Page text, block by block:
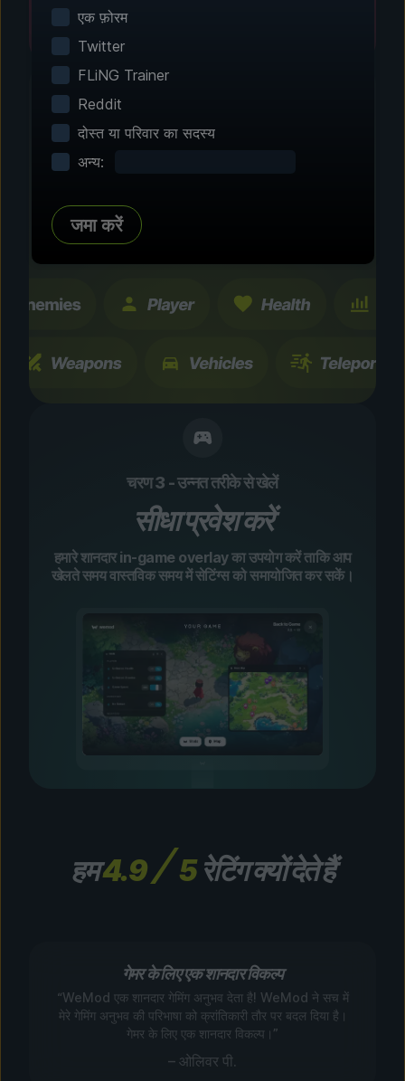
चरण 2 - अपनी विशेषताएं चुनें
अपने अनुभव को अनुकूलित करें
सैकड़ों सामुदायिक-परीक्षण सुधारों और विशेषताओं के माध्यम से
ब्राउज़ करें। सभी परिवर्तन अस्थायी हैं और तुरंत टॉगल किए जा
चरण 3 - उन्नत तरीके से खेलें
सीधा प्रवेश करें
हमारे शानदार in-game overlay का उपयोग करें ताकि आप
खेलते समय वास्तविक समय में सेटिंग्स को समायोजित कर सकें।
हम4.9 5रेटिंग क्यों देते हैं
गेमर के लिए एक शानदार विकल्प
“WeMod एक शानदार गेमिंग अनुभव देता है! WeMod ने सच में
मेरे गेमिंग अनुभव की परिभाषा को क्रांतिकारी तौर पर बदल दिया है।
गेमर के लिए एक शानदार विकल्प।”
– ओलिवर पी.
एक फ़ोरम
Twitter
FLiNG Trainer
Reddit
दोस्त या परिवार का सदस्य
अन्य:
जमा करें